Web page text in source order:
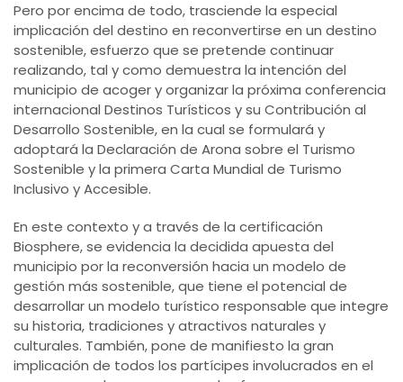
Pero por encima de todo, trasciende la especial
implicación del destino en reconvertirse en un destino
sostenible, esfuerzo que se pretende continuar
realizando, tal y como demuestra la intención del
municipio de acoger y organizar la próxima conferencia
internacional Destinos Turísticos y su Contribución al
Desarrollo Sostenible, en la cual se formulará y
adoptará la Declaración de Arona sobre el Turismo
Sostenible y la primera Carta Mundial de Turismo
Inclusivo y Accesible.
En este contexto y a través de la certificación
Biosphere, se evidencia la decidida apuesta del
municipio por la reconversión hacia un modelo de
gestión más sostenible, que tiene el potencial de
desarrollar un modelo turístico responsable que integre
su historia, tradiciones y atractivos naturales y
culturales. También, pone de manifiesto la gran
implicación de todos los partícipes involucrados en el